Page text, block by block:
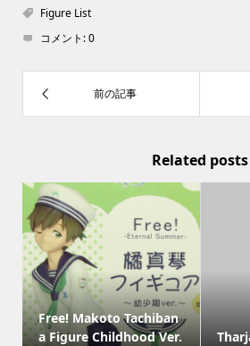
Figure List
コメント:0
Related posts
Free! Makoto Tachiban
a Figure Childhood Ver.